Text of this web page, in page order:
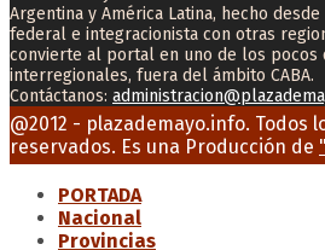
Argentina y América Latina, hecho
federal e integracionista con otras
convierte al portal en uno de los pocos
interregionales, fuera del ámbito CABA.
Contáctanos:
Facebook
Twitter
Instagram
Youtube
Email
@2012 - plazademayo.info. Todos
reservados. Es una Producción de
PORTADA
Nacional
Provincias